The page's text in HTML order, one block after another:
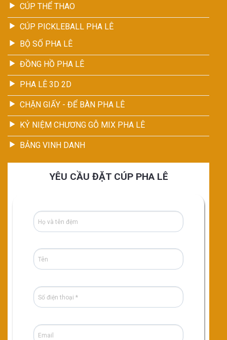
CÚP THỂ THAO
CÚP PICKLEBALL PHA LÊ
BỘ SỐ PHA LÊ
ĐỒNG HỒ PHA LÊ
PHA LÊ 3D 2D
CHẶN GIẤY - ĐỂ BÀN PHA LÊ
KỶ NIỆM CHƯƠNG GỖ MIX PHA LÊ
BẢNG VINH DANH
YÊU CẦU ĐẶT CÚP PHA LÊ